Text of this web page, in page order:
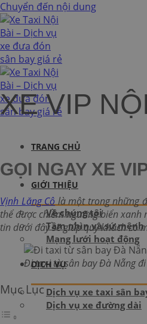
Chuyển đến nội dung
TRANG CHỦ
GIỚI THIỆU
Về chúng tôi
Tầm nhìn và sứ mệnh
Mạng lưới hoạt động
DỊCH VỤ
Dịch vụ xe taxi sân
Dịch vụ xe đường dài
XE VIP
GỌI NGAY XE
Vịnh Lăng Côlà một trong những
thể được chiêm ngưỡng biển xanh
tin dưới đây sẽ giúp quý khách có
Đi taxi từ sân bay Đà Nẵng đi
Mục Lục